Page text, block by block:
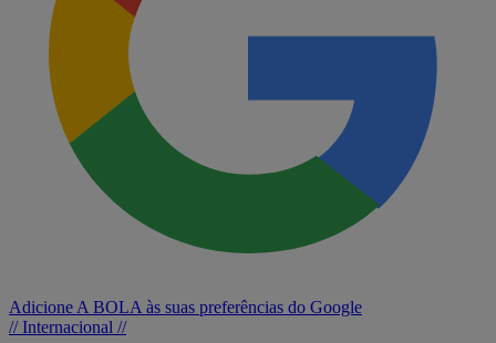
Adicione A BOLA às suas preferências do Google
// Internacional //